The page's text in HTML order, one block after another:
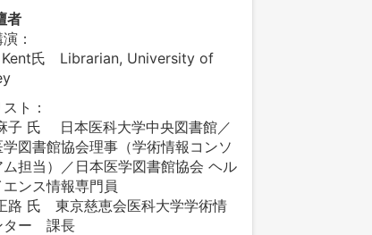
者
：
Kent氏 Librarian, University of
ト：
子 氏 日本医科大学中央図書館／
学図書館協会理事（学術情報コンソ
ム担当）／日本医学図書館協会 ヘル
エンス情報専門員
路 氏 東京慈恵会医科大学学術情
ター 課長